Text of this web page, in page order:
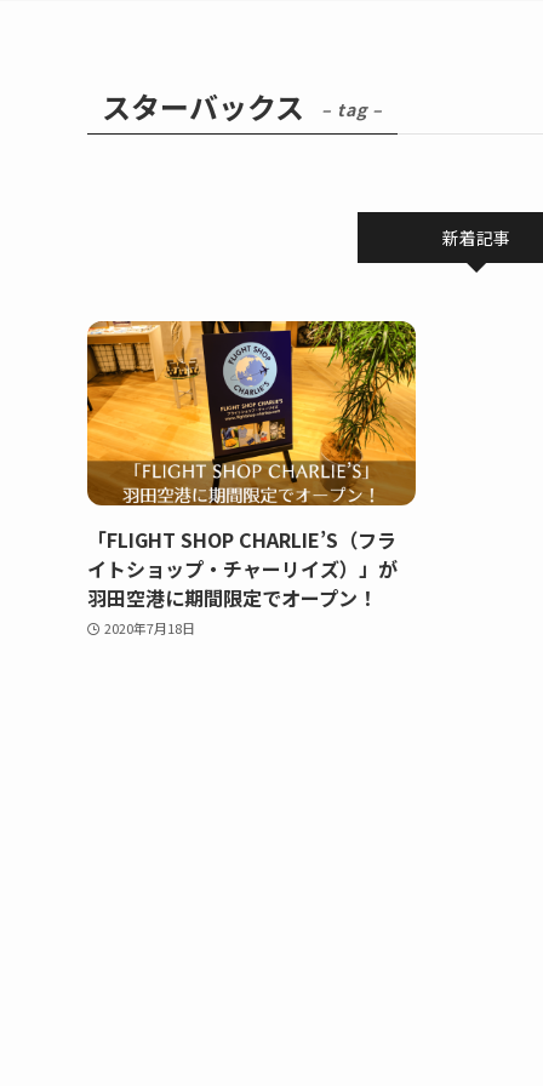
スターバックス – tag –
新着記事
「FLIGHT SHOP CHARLIE’S（フラ
イトショップ・チャーリイズ）」が
羽田空港に期間限定でオープン！
2020年7月18日